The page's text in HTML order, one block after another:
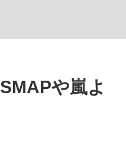
いされているのが悲しい」『北
や嵐よ